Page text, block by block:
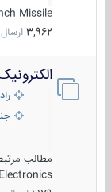
Missile
3,962 ارسال ها
الکترونیک
جنگ
مطالب مرتبط